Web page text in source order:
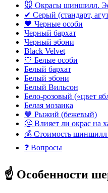
🐭 Окрасы шиншилл.
✔ Серый (стандарт,
🖤 Черные особи
Черный бархат
Черный эбони
Black Velvet
🤍 Белые особи
Белый бархат
Белый эбони
Белый Вильсон
Бело-розовый («цвет
Белая мозаика
🧡 Рыжий (бежевый)
🤔 Влияет ли окрас на
💰 Стоимость шиншилл
❓ Вопросы
☝️ Особенности